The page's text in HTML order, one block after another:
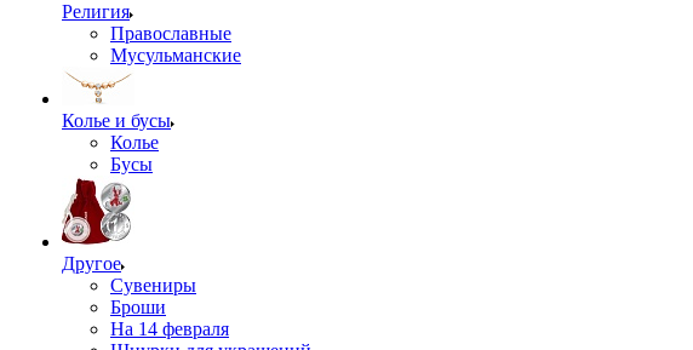
Религия
Православные
Мусульманские
Колье и бусы
Колье
Бусы
Другое
Сувениры
Броши
На 14 февраля